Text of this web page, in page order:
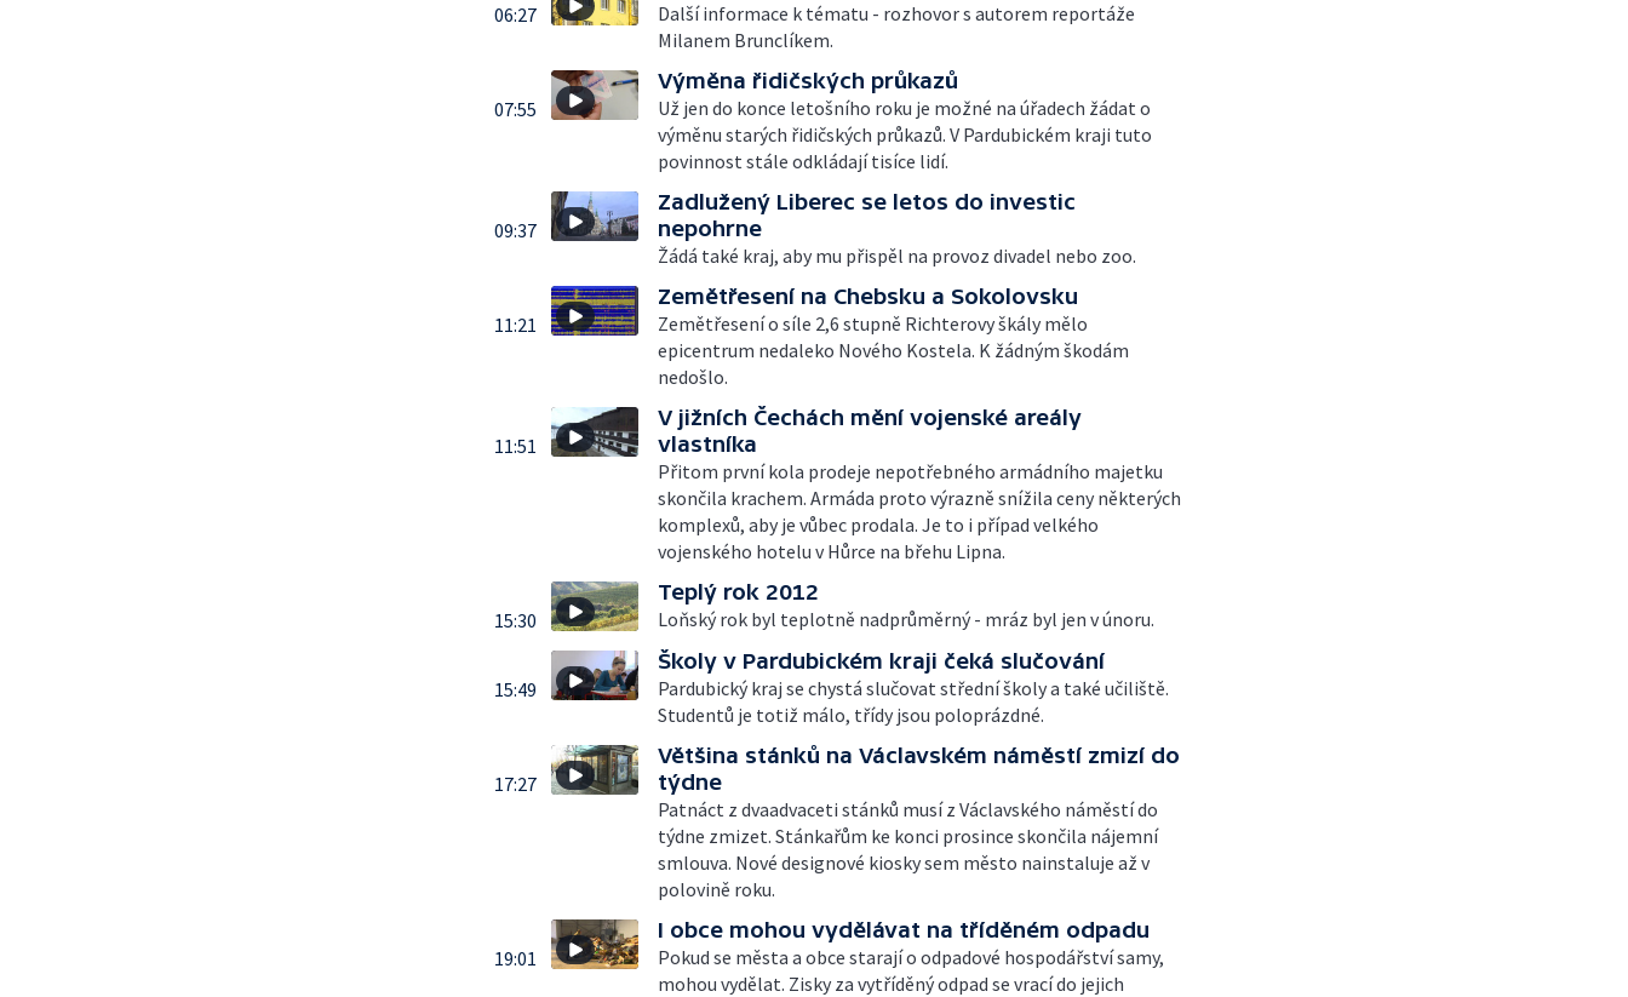
06:27
Další informace k tématu - rozhovor s autorem reportáže
Milanem Brunclíkem.
07:55
Výměna řidičských průkazů
Už jen do konce letošního roku je možné na úřadech žádat o
výměnu starých řidičských průkazů. V Pardubickém kraji tuto
povinnost stále odkládají tisíce lidí.
09:37
Zadlužený Liberec se letos do investic
nepohrne
Žádá také kraj, aby mu přispěl na provoz divadel nebo zoo.
11:21
Zemětřesení na Chebsku a Sokolovsku
Zemětřesení o síle 2,6 stupně Richterovy škály mělo
epicentrum nedaleko Nového Kostela. K žádným škodám
nedošlo.
11:51
V jižních Čechách mění vojenské areály
vlastníka
Přitom první kola prodeje nepotřebného armádního majetku
skončila krachem. Armáda proto výrazně snížila ceny některých
komplexů, aby je vůbec prodala. Je to i případ velkého
vojenského hotelu v Hůrce na břehu Lipna.
15:30
Teplý rok 2012
Loňský rok byl teplotně nadprůměrný - mráz byl jen v únoru.
15:49
Školy v Pardubickém kraji čeká slučování
Pardubický kraj se chystá slučovat střední školy a také učiliště.
Studentů je totiž málo, třídy jsou poloprázdné.
17:27
Většina stánků na Václavském náměstí zmizí do
týdne
Patnáct z dvaadvaceti stánků musí z Václavského náměstí do
týdne zmizet. Stánkařům ke konci prosince skončila nájemní
smlouva. Nové designové kiosky sem město nainstaluje až v
polovině roku.
19:01
I obce mohou vydělávat na tříděném odpadu
Pokud se města a obce starají o odpadové hospodářství samy,
mohou vydělat. Zisky za vytříděný odpad se vrací do jejich